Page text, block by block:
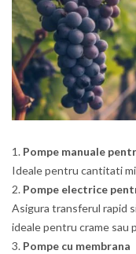
Pompe manuale
Ideale pentru cantitati
Pompe electrice
Asigura transferul rapid
ideale pentru crame sau
Pompe cu membrana